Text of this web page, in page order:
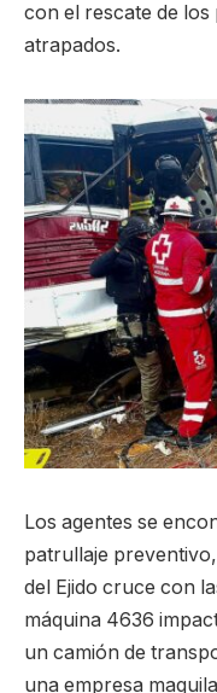
con el rescate de
atrapados.
Los agentes se
patrullaje
del Ejido cruce con
máquina 4636
un camión de
una empresa